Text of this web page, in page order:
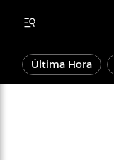
Última Hora